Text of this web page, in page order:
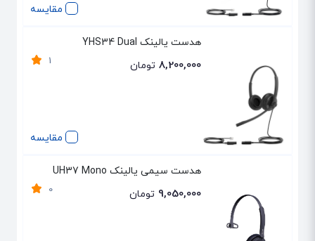
مقایسه
مقایسه
هدست یالینک YHS34 Dual
1 8,200,000 تومان
هدست سیمی یالینک UH37 Mono
0 9,050,000 تومان